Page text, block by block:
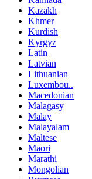
Kazakh
Khmer
Kurdish
Kyrgyz
Latin
Latvian
Lithuanian
Luxembou..
Macedonian
Malagasy
Malay
Malayalam
Maltese
Maori
Marathi
Mongolian